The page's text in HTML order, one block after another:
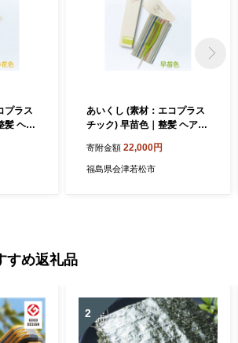
プラス
髪 ヘア
あいくし (素材：エコプラス
チック) 早苗色｜整髪 ヘアケ
寄附金額 22,000円
福島県会津若松市
すめ返礼品
2